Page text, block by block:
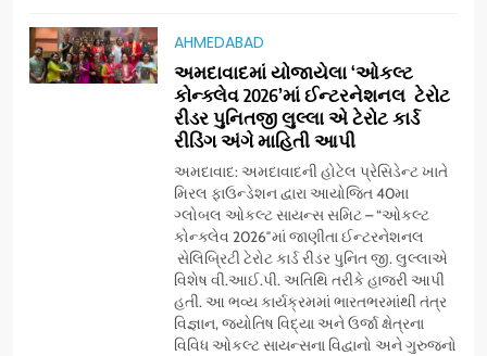
AHMEDABAD
અમદાવાદમાં યોજાયેલા ‘ઓકલ્ટ
કોન્ક્લેવ 2026’માં ઈન્ટરનેશનલ ટેરોટ
રીડર પુનિતજી લુલ્લા એ ટેરોટ કાર્ડ
રીડિંગ અંગે માહિતી આપી
અમદાવાદ: અમદાવાદની હોટેલ પ્રેસિડેન્ટ ખાતે
મિરલ ફાઉન્ડેશન દ્વારા આયોજિત 40મા
ગ્લોબલ ઓકલ્ટ સાયન્સ સમિટ – “ઓકલ્ટ
કોન્ક્લેવ 2026″માં જાણીતા ઈન્ટરનેશનલ
સેલિબ્રિટી ટેરોટ કાર્ડ રીડર પુનિત જી. લુલ્લાએ
વિશેષ વી.આઈ.પી. અતિથિ તરીકે હાજરી આપી
હતી. આ ભવ્ય કાર્યક્રમમાં ભારતભરમાંથી તંત્ર
વિજ્ઞાન, જ્યોતિષ વિદ્યા અને ઉર્જા ક્ષેત્રના
વિવિધ ઓકલ્ટ સાયન્સના વિદ્વાનો અને ગુરુજનો
મળશે
ENTERTAINMENT
અમદાવાદમાં ભારે વરસાદ વચ્ચે
ફિલ્મ ‘ગેટ સેટ ગો’ની ‘ટીમ
ચિરંજીવી’ માનવતાના કાર્ય માટે
આગળ આવી: ગુલબાઈ ટેકરાના
પ્રભાવિત પરિવારોને ફૂડ પેકેટ્સ
અને પીવાના પાણીનું વિતરણ કર્યું
AHMEDABAD CSR
ડો. મિતાલી નાગ (આર્ક ઇવેન્ટ્સ)
દ્વારા કિશોર કુમારની જન્મજયંતિ
નિમિત્તે સંગીતમય શ્રદ્ધાંજલિ
AHMEDABAD